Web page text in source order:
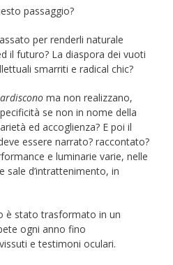
passaggio?
per renderli naturale
il futuro? La diaspora dei vuoti
smarriti e radical chic?
ardiscono ma non realizzano,
se non in nome della
ed accoglienza? E poi il
essere narrato? raccontato?
e luminarie varie, nelle
sale d’intrattenimento, in
è stato trasformato in un
ogni anno fino
e testimoni oculari.